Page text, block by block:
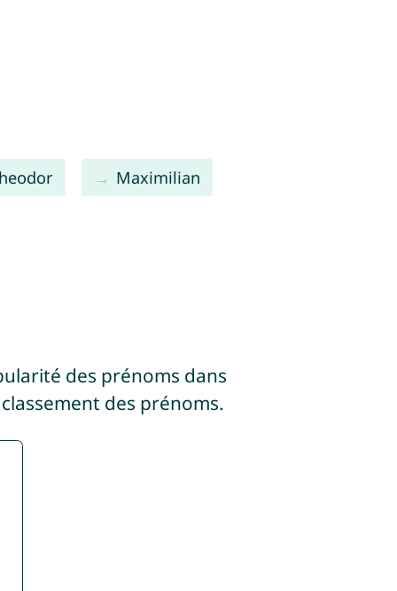
Maximilian
des prénoms dans
des prénoms.